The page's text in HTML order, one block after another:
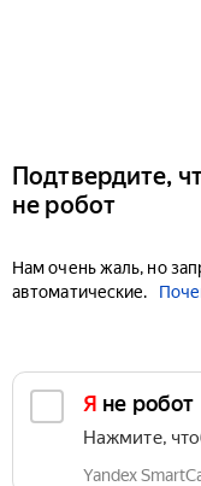
Подтвердите,
не робот
Нам очень жаль, но
автоматические.
Я не робот
Нажмите,
Yandex